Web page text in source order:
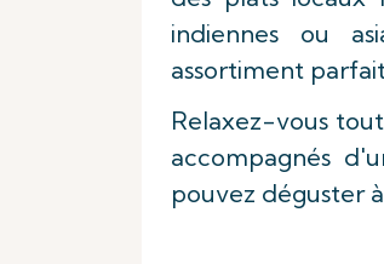
indiennes ou
assortiment
Relaxez-vous
accompagnés
pouvez déguster à